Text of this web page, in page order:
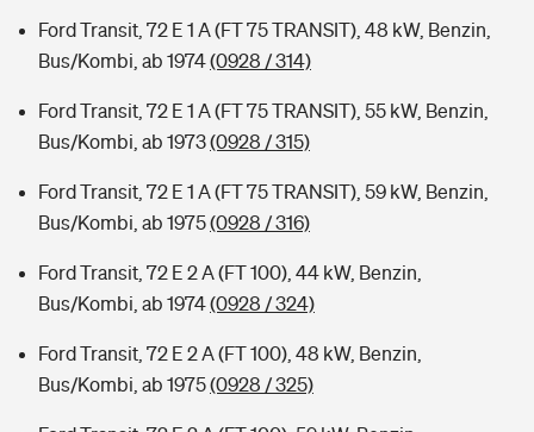
Ford Transit, 72 E 1 A (FT 75 TRANSIT), 48 kW, Benzin,
Bus/Kombi, ab 1974(0928 / 314)
Ford Transit, 72 E 1 A (FT 75 TRANSIT), 55 kW, Benzin,
Bus/Kombi, ab 1973(0928 / 315)
Ford Transit, 72 E 1 A (FT 75 TRANSIT), 59 kW, Benzin,
Bus/Kombi, ab 1975(0928 / 316)
Ford Transit, 72 E 2 A (FT 100), 44 kW, Benzin,
Bus/Kombi, ab 1974(0928 / 324)
Ford Transit, 72 E 2 A (FT 100), 48 kW, Benzin,
Bus/Kombi, ab 1975(0928 / 325)